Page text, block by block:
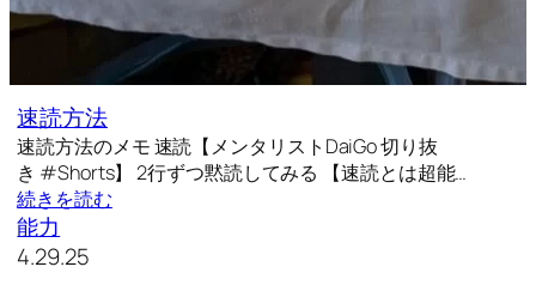
速読方法
速読方法のメモ 速読【メンタリストDaiGo 切り抜
き #Shorts】 2行ずつ黙読してみる 【速読とは超能…
続きを読む
能力
4.29.25